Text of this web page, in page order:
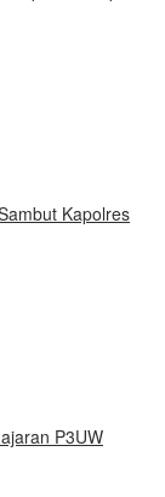
Kapolres
P3UW